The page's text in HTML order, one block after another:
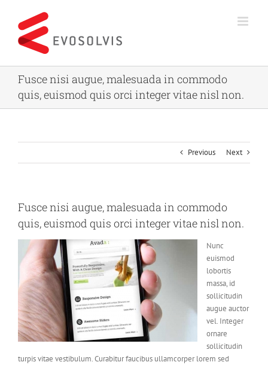
content
Fusce nisi augue, malesuada in commodo
quis, euismod quis orci integer vitae nisl non.
Previous Next
Fusce nisi augue, malesuada in commodo
quis, euismod quis orci integer vitae nisl non.
Nunc
euismod
lobortis
massa, id
sollicitudin
augue auctor
vel. Integer
ornare
sollicitudin
turpis vitae vestibulum. Curabitur faucibus ullamcorper lorem sed